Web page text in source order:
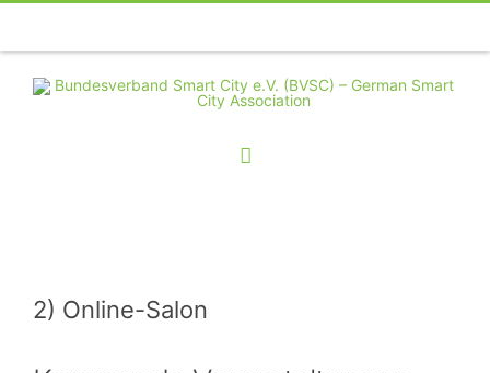
TelefonFacebookTwitterYoutubeInstagramLinkedinRSS
2) Online-Salon